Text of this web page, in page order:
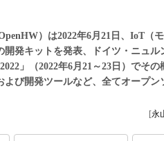
電源設計（EDN Japan）
エレクトロニクス入門（EDN
回してみよう
～Behind the
）は2022年6月21日、IoT（
発キットを発表、ドイツ・ニュル
」（2022年6月21～23日）でそ
び開発ツールなど、全てオープン
[永